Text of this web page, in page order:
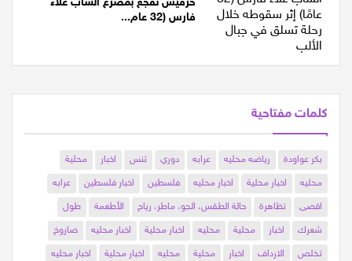
فارس (32 عام...
كلمات مفتاحية
بكر عواودة رياضه محليه عرابه دوري تنس اخبار
محلية
محليه
اخبار محلية اخبار محليه فلسطين اخبار فلسطين
عرابه
اقصى
تظاهرة حالة الطقس، الجو، ماطر، رياح الأطعمة
طول
شعرك
اخبار محلية محليه اخبار محلية اخبار محليه
صاروخ
تخلص
الارداف اخبار محلية محليه اخبار محلية
اخبار محليه